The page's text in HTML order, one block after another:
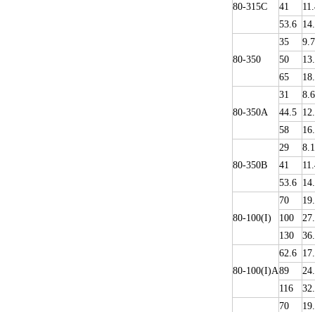
80-315C
41
53.6
80-350
35
50
65
80-350A
31
8.6
44.5
58
80-350B
29
8.1
41
53.6
80-100(I)
70
100
130
80-100(I)A
62.6
89
116
70